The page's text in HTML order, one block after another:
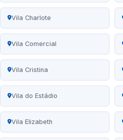
Vila Charlote
Vila Comercial
Vila Cristina
Vila do Estádio
Vila Elizabeth